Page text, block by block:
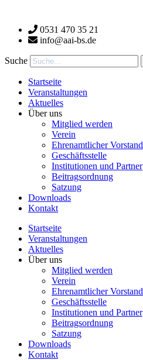
wechseln 0531 470 35 21
info@aai-bs.de
Suche
Startseite
Veranstaltungen
Aktuelles
Über uns
Mitglied werden
Verein
Ehrenamtlicher Vorstand
Geschäftsstelle
Institutionen und Partner
Beitragsordnung
Satzung
Downloads
Kontakt
Startseite
Veranstaltungen
Aktuelles
Über uns
Mitglied werden
Verein
Ehrenamtlicher Vorstand
Geschäftsstelle
Institutionen und Partner
Beitragsordnung
Satzung
Downloads
Kontakt